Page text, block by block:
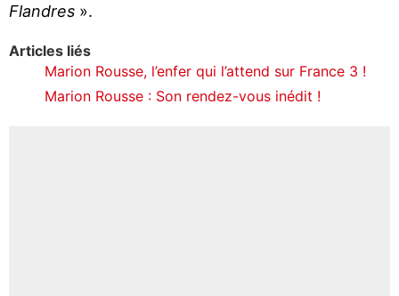
Flandres ».
Articles liés
Marion Rousse, l’enfer qui l’attend sur France 3 !
Marion Rousse : Son rendez-vous inédit !